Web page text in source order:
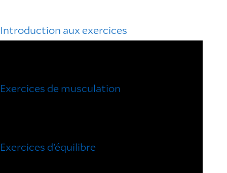
Introduction aux exercices
Exercices de musculation
Exercices d’équilibre